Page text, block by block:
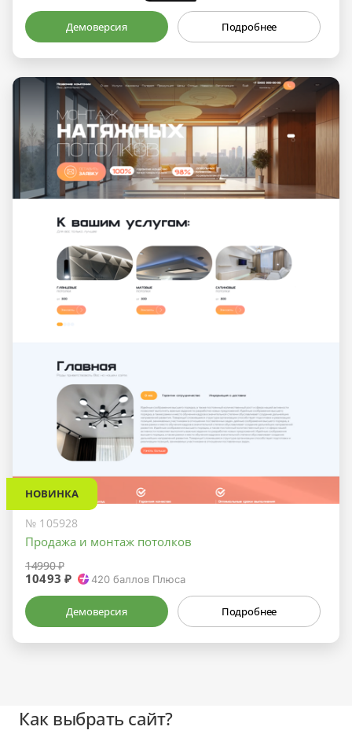
Демоверсия Подробнее
НОВИНКА
№ 105928
Продажа и монтаж потолков
14990 ₽
10493 ₽ 420 баллов Плюса
Демоверсия Подробнее
Как выбрать сайт?